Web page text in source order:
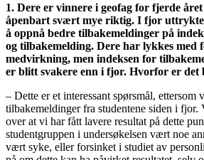
1. Dere er vinnere i geofag for fjerde
åpenbart svært mye riktig. I fjor uttrykte
å oppnå bedre tilbakemeldinger på
og tilbakemelding. Dere har lykkes med
medvirkning, men indeksen for
er blitt svakere enn i fjor. Hvorfor er det
– Dette er et interessant spørsmål, ettersom
tilbakemeldinger fra studentene siden i fjor.
over at vi har fått lavere resultat på dette
studentgruppen i undersøkelsen vært noe
vært syke, eller forsinket i studiet av